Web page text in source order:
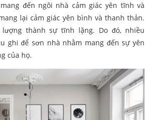
đến ngôi nhà cảm giác yên tĩnh và
lại cảm giác yên bình và thanh thản.
lượng thành sự tĩnh lặng. Do đó, nhiều
ghi để sơn nhà nhằm mang đến sự yên
của họ.